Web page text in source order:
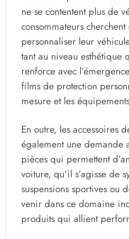
ne se contentent plus de
consommateurs
personnaliser leur
tant au niveau esthétique
renforce avec
films de protection
mesure et les
En outre, les accessoires
également une demande
pièces qui permettent
voiture, qu’il s’agisse de
suspensions sportives ou
venir dans ce domaine
produits qui allient